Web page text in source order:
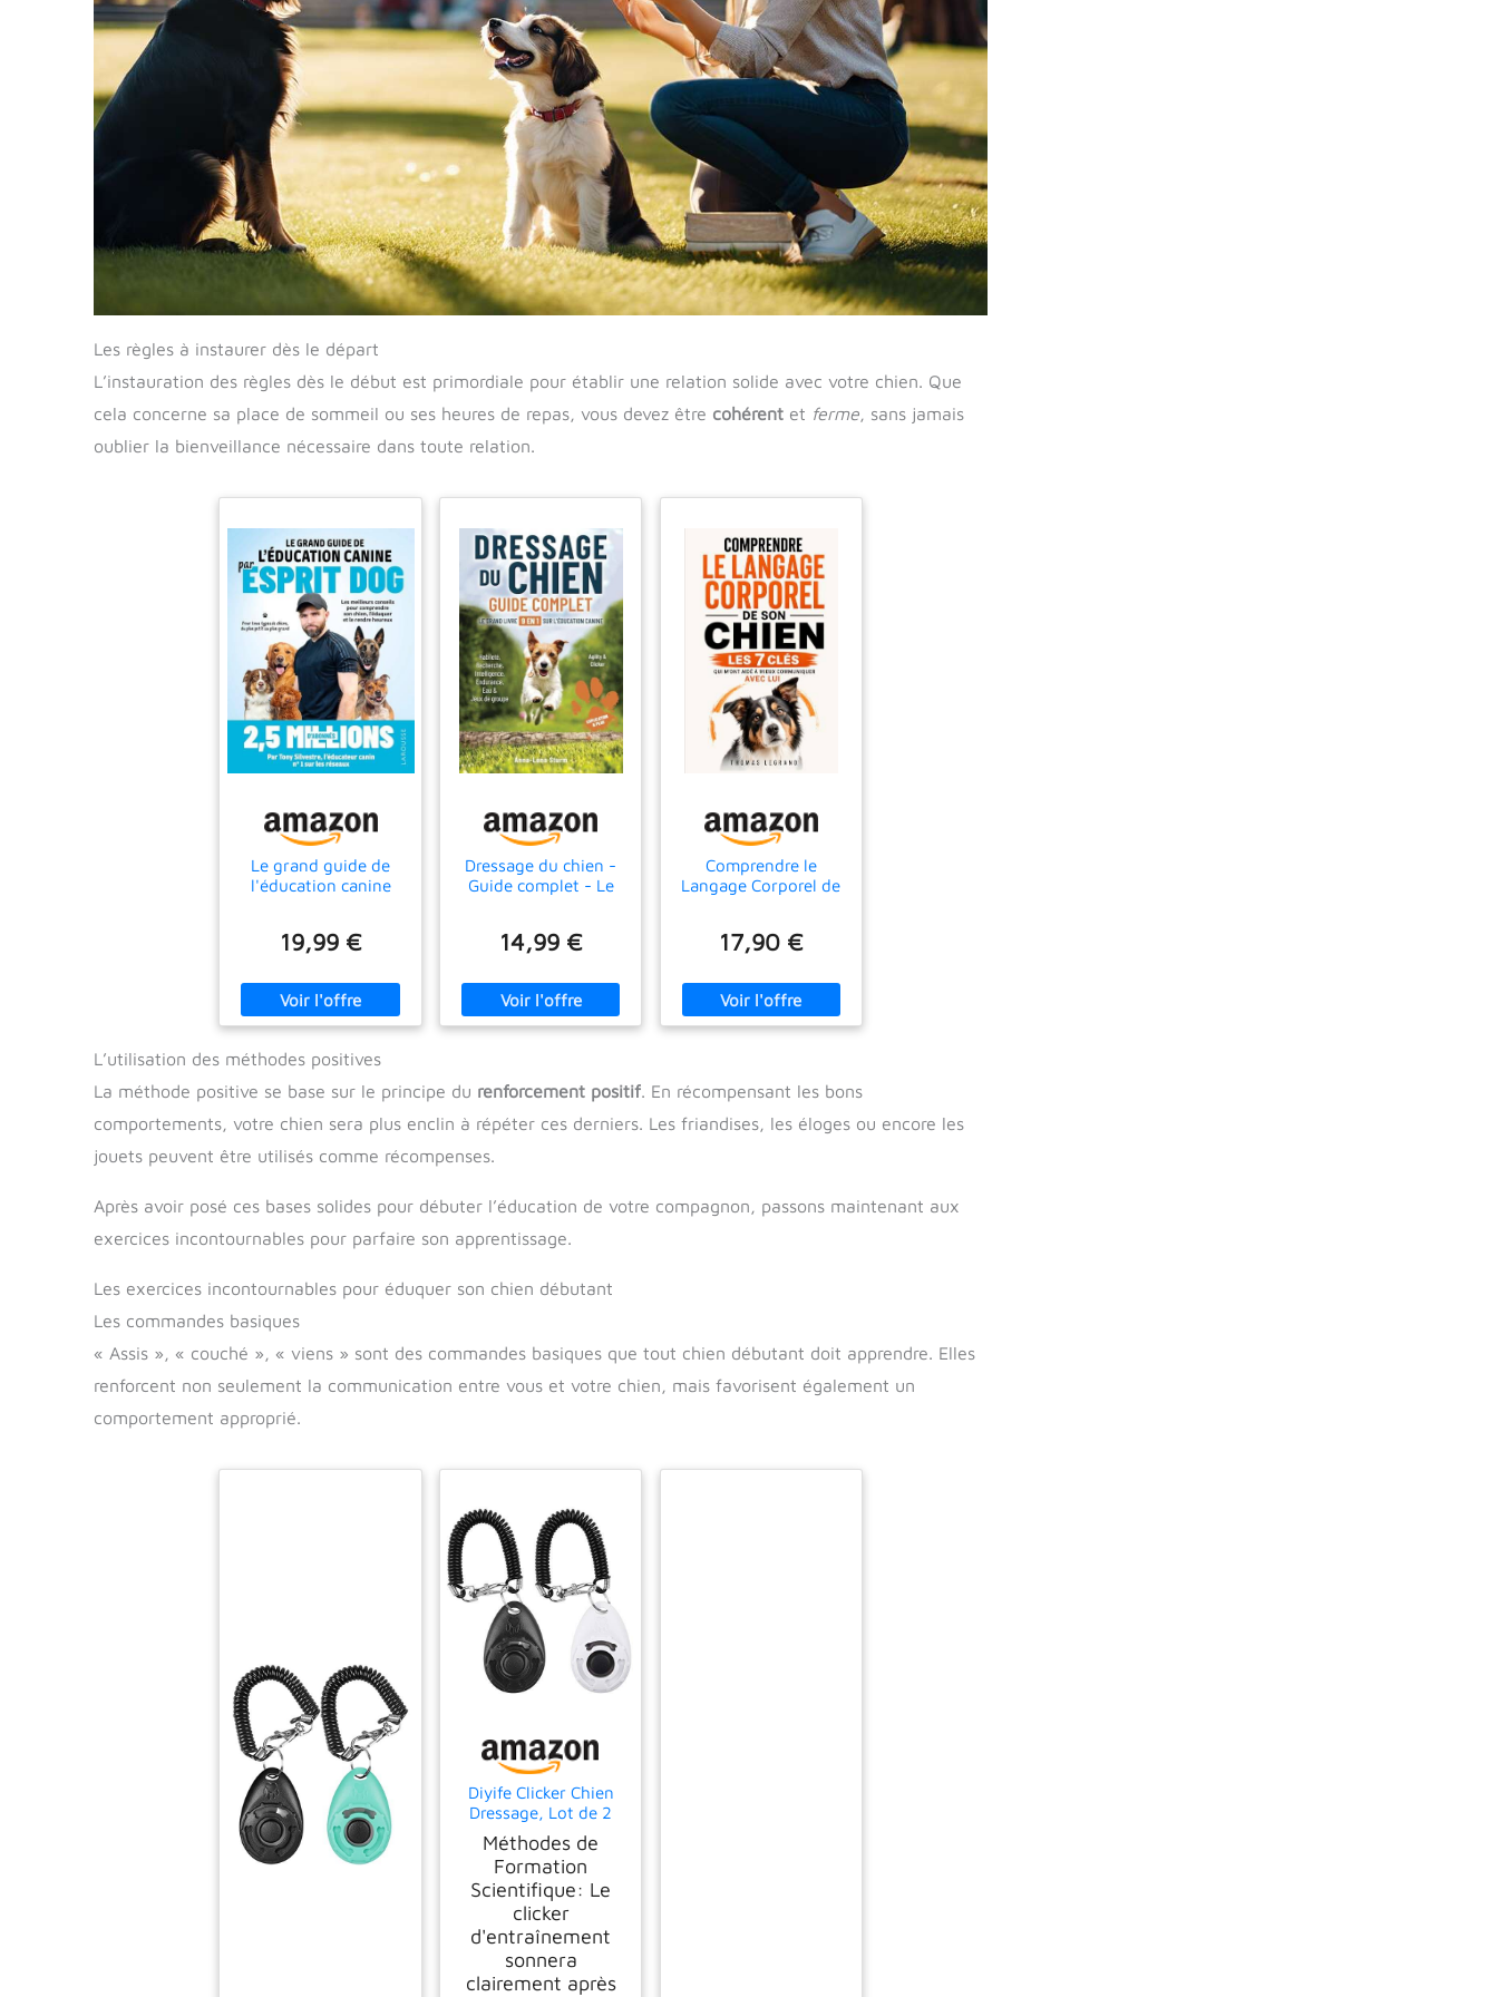
Les règles à instaurer dès le départ
L’instauration des règles dès le début est primordiale pour établir une relation solide avec votre chien. Que
cela concerne sa place de sommeil ou ses heures de repas, vous devez être cohérent et ferme, sans jamais
oublier la bienveillance nécessaire dans toute relation.
Le grand guide de
l'éducation canine
19,99 €
Dressage du chien -
Guide complet - Le
Habileté | Recherche
Endurance | Eau &
Jeux de groupe |
Agility & Clicker |
14,99 €
Comprendre le
Langage Corporel de
Mieux Communiquer
Communication
Canine | Le Chien et
... Chien | Éducation
17,90 €
L’utilisation des méthodes positives
La méthode positive se base sur le principe du renforcement positif. En récompensant les bons
comportements, votre chien sera plus enclin à répéter ces derniers. Les friandises, les éloges ou encore les
jouets peuvent être utilisés comme récompenses.
Après avoir posé ces bases solides pour débuter l’éducation de votre compagnon, passons maintenant aux
exercices incontournables pour parfaire son apprentissage.
Les exercices incontournables pour éduquer son chien débutant
Les commandes basiques
« Assis », « couché », « viens » sont des commandes basiques que tout chien débutant doit apprendre. Elles
renforcent non seulement la communication entre vous et votre chien, mais favorisent également un
comportement approprié.
Diyife Clicker Chien
Dressage, Lot de 2
Clickers pour Chien,
Grand Bouton
Méthodes de
Formation
Scientifique: Le
clicker
d'entraînement
sonnera
clairement après